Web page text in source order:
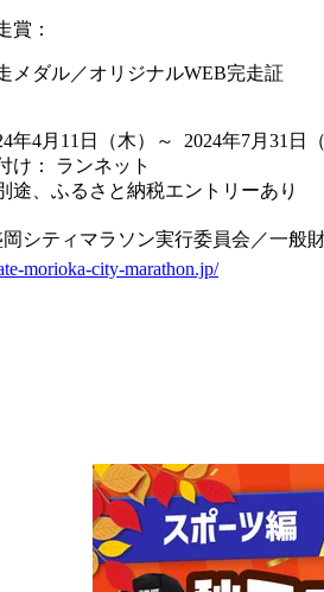
賞：
メダル／オリジナルWEB完走証
年4月11日 （木） ～ 2024年7月31日
け： ランネット
途、ふるさと納税エントリーあり
シティマラソン実行委員会／一般
morioka-city-marathon.jp/